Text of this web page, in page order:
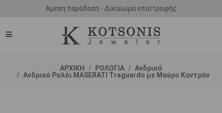
Άμεση παράδοση - Δικαίωμα επιστροφής
ΑΡΧΙΚΗ ΡΟΛΟΓΙΑ
Ανδρικά
Ανδρικό Ρολόι MASERATI Traguardo με Μαύρο Καντράν